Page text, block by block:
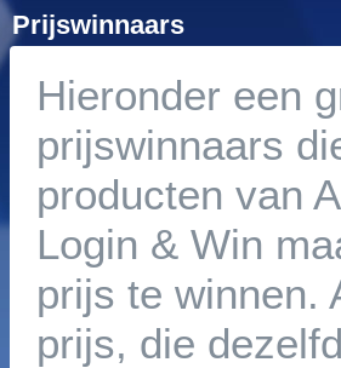
Prijswinnaars
Hieronder een
prijswinnaars
producten van
Login & Win
prijs te winnen.
prijs, die